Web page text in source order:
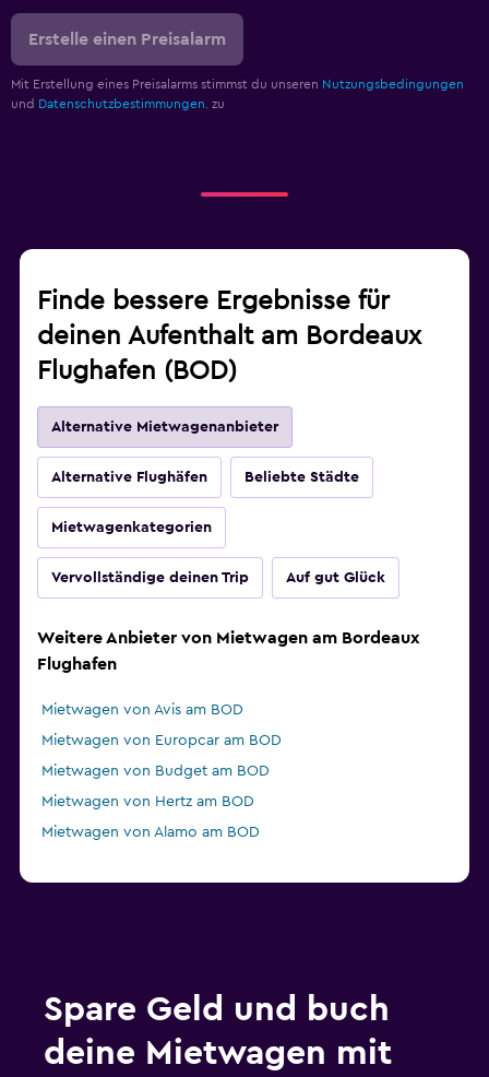
Erstelle einen Preisalarm
Mit Erstellung eines Preisalarms stimmst du unseren Nutzungsbedingungen
und Datenschutzbestimmungen. zu
Finde bessere Ergebnisse für
deinen Aufenthalt am Bordeaux
Flughafen (BOD)
Alternative Mietwagenanbieter
Alternative Flughäfen Beliebte Städte
Mietwagenkategorien
Vervollständige deinen Trip Auf gut Glück
Weitere Anbieter von Mietwagen am Bordeaux
Flughafen
Mietwagen von Avis am BOD
Mietwagen von Europcar am BOD
Mietwagen von Budget am BOD
Mietwagen von Hertz am BOD
Mietwagen von Alamo am BOD
Spare Geld und buch
deine Mietwagen mit